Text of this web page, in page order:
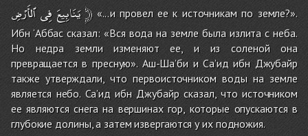
يَنَابِيعَفِى ٱلأَرْضِ ﴿«...и провел ее к источникам по земле?».
Ибн ‘Аббас сказал: «Вся вода на земле была излита с неба.
Но недра земли изменяют ее, и из соленой она
превращается в пресную». Аш-Ша’би и Са’ид ибн Джубайр
также утверждали, что первоисточником воды на земле
является небо. Са’ид ибн Джубайр сказал, что источником
ее являются снега на вершинах гор, которые опускаются в
глубокие долины, а затем извергаются у их подножия.